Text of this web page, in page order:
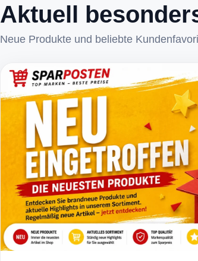
Aktuell
Neue Produkte und beliebte